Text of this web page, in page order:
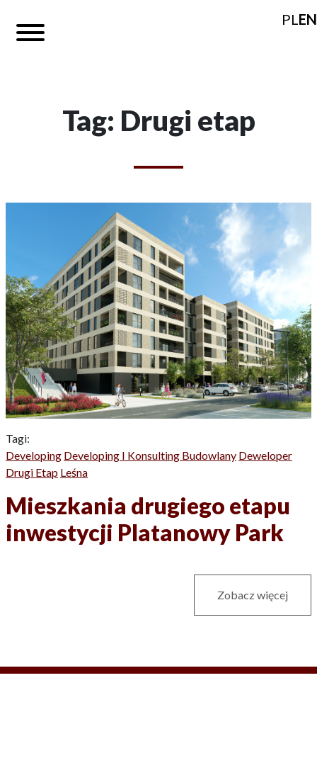
PLEN
Tag: Drugi etap
Tagi:
Developing Developing I Konsulting Budowlany Deweloper
Drugi Etap Leśna
Mieszkania drugiego etapu
inwestycji Platanowy Park
Zobacz więcej